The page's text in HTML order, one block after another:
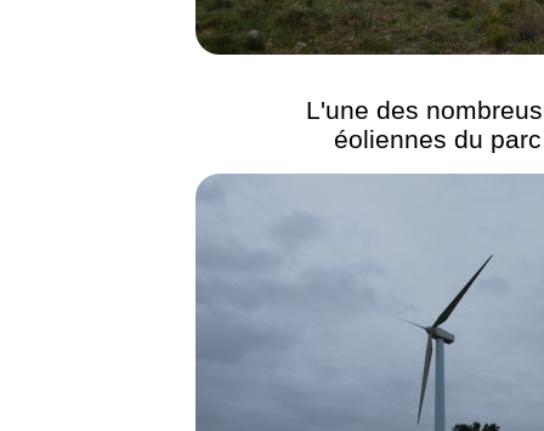
L'une des
éoliennes du parc